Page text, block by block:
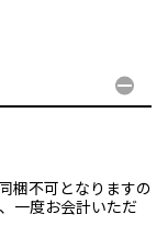
梱不可となりますの
一度お会計いただ